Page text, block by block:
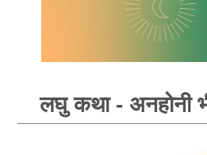
लघु कथा - अनहोनी